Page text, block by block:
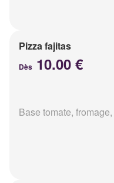
Pizza fajitas
Dès 10.00 €
Base tomate,